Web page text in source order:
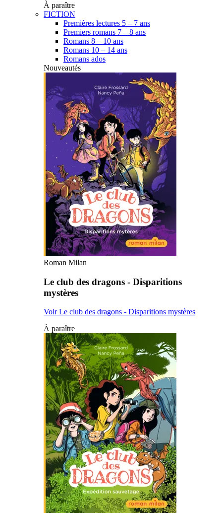
À paraître
FICTION
Premières lectures 5 – 7 ans
Premiers romans 7 – 8 ans
Romans 8 – 10 ans
Romans 10 – 14 ans
Romans ados
Nouveautés
Roman Milan
Le club des dragons - Disparitions
mystères
Voir Le club des dragons - Disparitions mystères
À paraître